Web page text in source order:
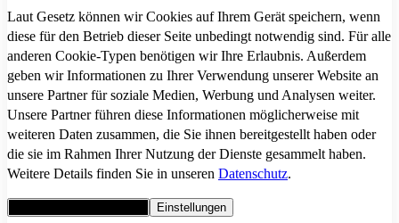
Laut Gesetz können wir Cookies auf Ihrem Gerät speichern, wenn
diese für den Betrieb dieser Seite unbedingt notwendig sind. Für alle
anderen Cookie-Typen benötigen wir Ihre Erlaubnis. Außerdem
geben wir Informationen zu Ihrer Verwendung unserer Website an
unsere Partner für soziale Medien, Werbung und Analysen weiter.
Unsere Partner führen diese Informationen möglicherweise mit
weiteren Daten zusammen, die Sie ihnen bereitgestellt haben oder
die sie im Rahmen Ihrer Nutzung der Dienste gesammelt haben.
Weitere Details finden Sie in unseren Datenschutz.
Einstellungen